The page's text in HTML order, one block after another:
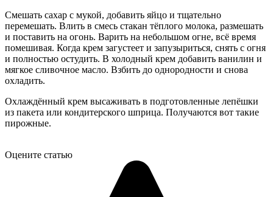
Смешать сахар с мукой, добавить яйцо и тщательно
перемешать. Влить в смесь стакан тёплого молока, размешать
и поставить на огонь. Варить на небольшом огне, всё время
помешивая. Когда крем загустеет и запузыриться, снять с огня
и полностью остудить. В холодный крем добавить ванилин и
мягкое сливочное масло. Взбить до однородности и снова
охладить.
Охлаждённый крем высаживать в подготовленные лепёшки
из пакета или кондитерского шприца. Получаются вот такие
пирожные.
Оцените статью